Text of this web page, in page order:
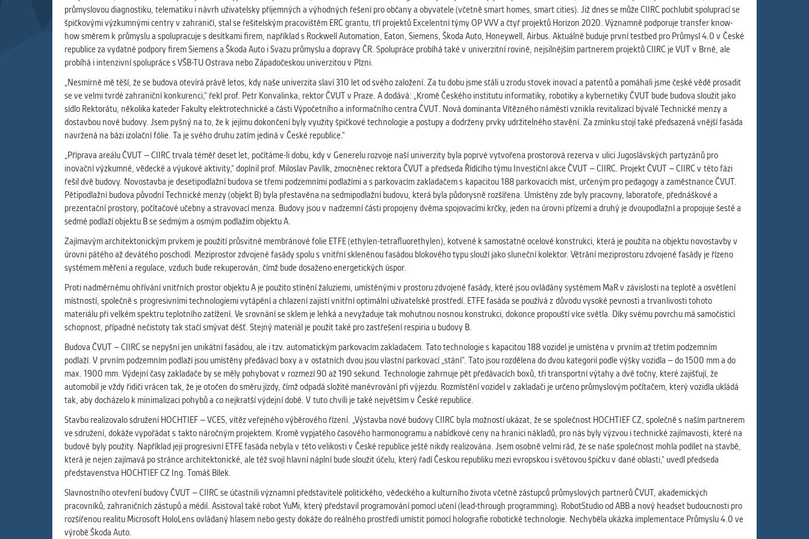
Slouží pro získávání anonymizovaných statistických údajů, které nám
pomáhají vylepšovat naše aplikace. Zpravidla jde o cookies systémů třetích
stran, které k těmto účelům využíváme.
MARKETINGOVÉ
Využívané za účelem zobrazení správných nabídek a cílení obsahu podle
Vašich preferencí. Zpravidla jde o cookies systémů třetích stran, které nám s
analýzou uživatelského chování pomáhají.
Cookies, které aplikace nedokáže zařadit. Naším cílem je, aby tato kategorie
zůstala prázdná a všechny cookies byly přiřazeny do některé z kategorií
uvedených výše.
průmyslovou diagnostiku, telematiku i návrh uživatelsky příjemných a výhodných řešení pro občany a obyvatele (včetně smart homes, smart cities). Již dnes se může CIIRC pochlubit spoluprací se
špičkovými výzkumnými centry v zahraničí, stal se řešitelským pracovištěm ERC grantu, tří projektů Excelentní týmy OP VVV a čtyř projektů Horizon 2020. Významně podporuje transfer know-
how směrem k průmyslu a spolupracuje s desítkami firem, například s Rockwell Automation, Eaton, Siemens, Škoda Auto, Honeywell, Airbus. Aktuálně buduje první testbed pro Průmysl 4.0 v České
republice za vydatné podpory firem Siemens a Škoda Auto i Svazu průmyslu a dopravy ČR. Spolupráce probíhá také v univerzitní rovině, nejsilnějším partnerem projektů CIIRC je VUT v Brně, ale
probíhá i intenzivní spolupráce s VŠB-TU Ostrava nebo Západočeskou univerzitou v Plzni.
„Nesmírně mě těší, že se budova otevírá právě letos, kdy naše univerzita slaví 310 let od svého založení. Za tu dobu jsme stáli u zrodu stovek inovací a patentů a pomáhali jsme české vědě prosadit
se ve velmi tvrdé zahraniční konkurenci,“ řekl prof. Petr Konvalinka, rektor ČVUT v Praze. A dodává: „Kromě Českého institutu informatiky, robotiky a kybernetiky ČVUT bude budova sloužit jako
sídlo Rektorátu, několika kateder Fakulty elektrotechnické a části Výpočetního a informačního centra ČVUT. Nová dominanta Vítězného náměstí vznikla revitalizací bývalé Technické menzy a
dostavbou nové budovy. Jsem pyšný na to, že k jejímu dokončení byly využity špičkové technologie a postupy a dodrženy prvky udržitelného stavění. Za zmínku stojí také předsazená vnější fasáda
navržená na bázi izolační fólie. Ta je svého druhu zatím jediná v České republice.“
„Příprava areálu ČVUT – CIIRC trvala téměř deset let, počítáme-li dobu, kdy v Generelu rozvoje naší univerzity byla poprvé vytvořena prostorová rezerva v ulici Jugoslávských partyzánů pro
inovační výzkumné, vědecké a výukové aktivity,“ doplnil prof. Miloslav Pavlík, zmocněnec rektora ČVUT a předseda Řídícího týmu Investiční akce ČVUT – CIIRC. Projekt ČVUT – CIIRC v této fázi
řešil dvě budovy. Novostavba je desetipodlažní budova se třemi podzemními podlažími a s parkovacím zakladačem s kapacitou 188 parkovacích míst, určeným pro pedagogy a zaměstnance ČVUT.
Pětipodlažní budova původní Technické menzy (objekt B) byla přestavěna na sedmipodlažní budovu, která byla půdorysně rozšířena. Umístěny zde byly pracovny, laboratoře, přednáškové a
prezentační prostory, počítačové učebny a stravovací menza. Budovy jsou v nadzemní části propojeny dvěma spojovacími krčky, jeden na úrovni přízemí a druhý je dvoupodlažní a propojuje šesté a
sedmé podlaží objektu B se sedmým a osmým podlažím objektu A.
Zajímavým architektonickým prvkem je použití průsvitné membránové folie ETFE (ethylen-tetrafluorethylen), kotvené k samostatné ocelové konstrukci, která je použita na objektu novostavby v
úrovni pátého až devátého poschodí. Meziprostor zdvojené fasády spolu s vnitřní skleněnou fasádou blokového typu slouží jako sluneční kolektor. Větrání meziprostoru zdvojené fasády je řízeno
systémem měření a regulace, vzduch bude rekuperován, čímž bude dosaženo energetických úspor.
Proti nadměrnému ohřívání vnitřních prostor objektu A je použito stínění žaluziemi, umístěnými v prostoru zdvojené fasády, které jsou ovládány systémem MaR v závislosti na teplotě a osvětlení
místností, společně s progresivními technologiemi vytápění a chlazení zajistí vnitřní optimální uživatelské prostředí. ETFE fasáda se používá z důvodu vysoké pevnosti a trvanlivosti tohoto
materiálu při velkém spektru teplotního zatížení. Ve srovnání se sklem je lehká a nevyžaduje tak mohutnou nosnou konstrukci, dokonce propouští více světla. Díky svému povrchu má samočisticí
schopnost, případné nečistoty tak stačí smývat déšť. Stejný materiál je použit také pro zastřešení respiria u budovy B.
Budova ČVUT – CIIRC se nepyšní jen unikátní fasádou, ale i tzv. automatickým parkovacím zakladačem. Tato technologie s kapacitou 188 vozidel je umístěna v prvním až třetím podzemním
podlaží. V prvním podzemním podlaží jsou umístěny předávací boxy a v ostatních dvou jsou vlastní parkovací „stání“. Tato jsou rozdělena do dvou kategorií podle výšky vozidla – do 1500 mm a do
max. 1900 mm. Výdejní časy zakladače by se měly pohybovat v rozmezí 90 až 190 sekund. Technologie zahrnuje pět předávacích boxů, tři transportní výtahy a dvě točny, které zajišťují, že
automobil je vždy řidiči vrácen tak, že je otočen do směru jízdy, čímž odpadá složité manévrování při výjezdu. Rozmístění vozidel v zakladači je určeno průmyslovým počítačem, který vozidla ukládá
tak, aby docházelo k minimalizaci pohybů a co nejkratší výdejní době. V tuto chvíli je také největším v České republice.
Stavbu realizovalo sdružení HOCHTIEF – VCES, vítěz veřejného výběrového řízení. „Výstavba nové budovy CIIRC byla možností ukázat, že se společnost HOCHTIEF CZ, společně s naším partnerem
ve sdružení, dokáže vypořádat s takto náročným projektem. Kromě vypjatého časového harmonogramu a nabídkové ceny na hranici nákladů, pro nás byly výzvou i technické zajímavosti, které na
budově byly použity. Například její progresivní ETFE fasáda nebyla v této velikosti v České republice ještě nikdy realizována. Jsem osobně velmi rád, že se naše společnost mohla podílet na stavbě,
která je nejen zajímavá po stránce architektonické, ale též svojí hlavní náplní bude sloužit účelu, který řadí Českou republiku mezi evropskou i světovou špičku v dané oblasti,“ uvedl předseda
představenstva HOCHTIEF CZ Ing. Tomáš Bílek.
Slavnostního otevření budovy ČVUT – CIIRC se účastnili významní představitelé politického, vědeckého a kulturního života včetně zástupců průmyslových partnerů ČVUT, akademických
pracovníků, zahraničních zástupů a médií. Asistoval také robot YuMi, který představil programování pomocí učení (lead-through programming). RobotStudio od ABB a nový headset budoucnosti pro
rozšířenou realitu Microsoft HoloLens ovládaný hlasem nebo gesty dokáže do reálného prostředí umístit pomocí holografie robotické technologie. Nechyběla ukázka implementace Průmyslu 4.0 ve
výrobě Škoda Auto.